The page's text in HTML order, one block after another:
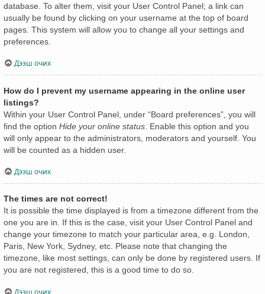
database. To alter them, visit your User Control Panel; a link can
usually be found by clicking on your username at the top of board
pages. This system will allow you to change all your settings and
preferences.
Дээш очих
How do I prevent my username appearing in the online user
listings?
Within your User Control Panel, under “Board preferences”, you will
find the option Hide your online status . Enable this option and you
will only appear to the administrators, moderators and yourself. You
will be counted as a hidden user.
Дээш очих
The times are not correct!
It is possible the time displayed is from a timezone different from the
one you are in. If this is the case, visit your User Control Panel and
change your timezone to match your particular area, e.g. London,
Paris, New York, Sydney, etc. Please note that changing the
timezone, like most settings, can only be done by registered users. If
you are not registered, this is a good time to do so.
Дээш очих